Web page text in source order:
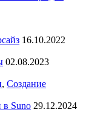
16.10.2022
02.08.2023
, Создание
Suno 29.12.2024